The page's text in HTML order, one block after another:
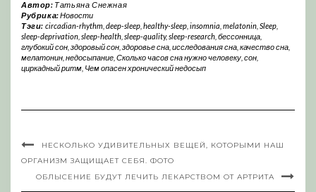
Автор: Татьяна Снежная
Рубрика:Новости
Тэги: circadian-rhythm deep-sleep, healthy-sleep, insomnia melatonin, Sleep,
sleep-deprivation sleep-health sleep-quality,sleep-research бессонница
глубокий сон здоровый сон здоровье сна исследования сна качество сна
мелатонин недосыпание Сколько часов сна нужно человеку сон
циркадный ритм Чем опасен хронический недосып
НЕСКОЛЬКО УДИВИТЕЛЬНЫХ ВЕЩЕЙ, КОТОРЫМИ НАШ
ОРГАНИЗМ ЗАЩИЩАЕТ СЕБЯ. ФОТО
ОБЛЫСЕНИЕ БУДУТ ЛЕЧИТЬ ЛЕКАРСТВОМ ОТ АРТРИТА